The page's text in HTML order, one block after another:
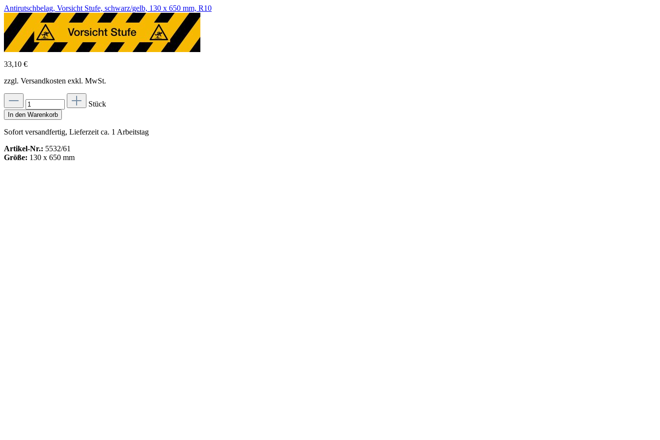
Antirutschbelag, Vorsicht Stufe, schwarz/gelb, 130 x 650 mm, R10
33,10 €
zzgl. Versandkosten exkl. MwSt.
Stück
In den Warenkorb
Sofort versandfertig, Lieferzeit ca. 1 Arbeitstag
Artikel-Nr.: 5532/61
Größe: 130 x 650 mm